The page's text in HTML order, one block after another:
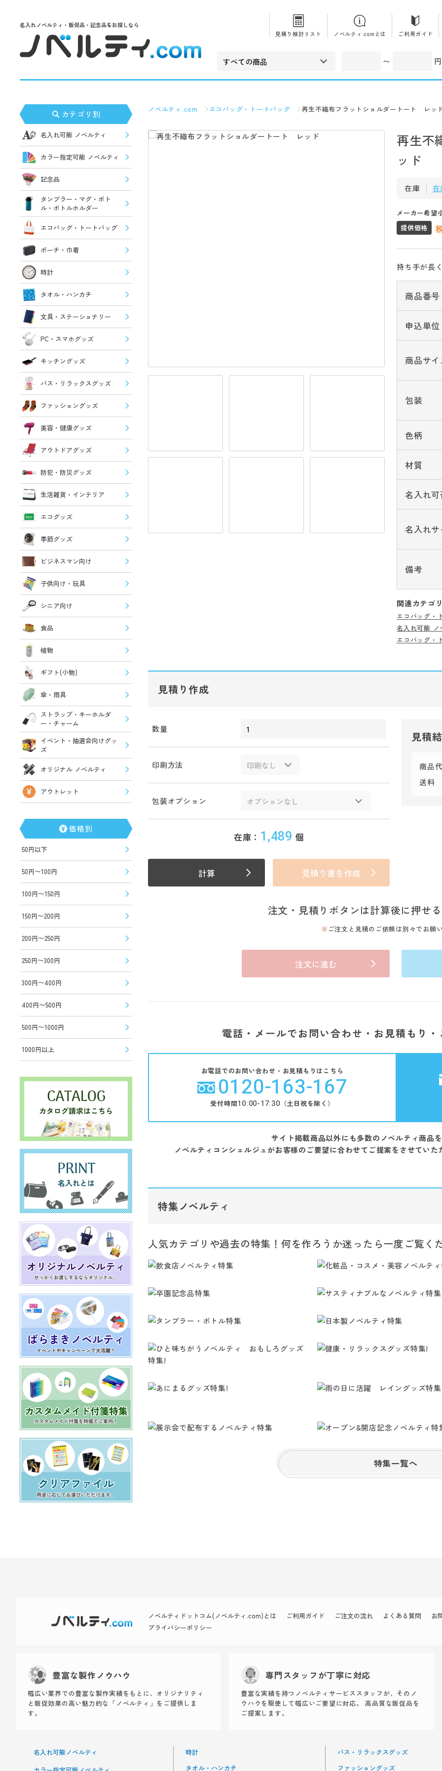
名入れノベルティ・販促品・記念品をお探しなら
見積り検討リスト
ノベルティ.comとは ご利用ガイド
〜 円
カテゴリ別
名入れ可能 ノベルティ
カラー指定可能 ノベルティ
記念品
タンブラー・マグ・ボト
ル・ボトルホルダー
エコバッグ・トートバッグ
ポーチ・巾着
時計
タオル・ハンカチ
文具・ステーショナリー
PC・スマホグッズ
キッチングッズ
バス・リラックスグッズ
ファッショングッズ
美容・健康グッズ
アウトドアグッズ
防犯・防災グッズ
生活雑貨・インテリア
エコグッズ
季節グッズ
ビジネスマン向け
子供向け・玩具
シニア向け
食品
植物
ギフト(小物)
傘・雨具
ストラップ・キーホルダ
ー・チャーム
イベント・抽選会向けグッ
ズ
オリジナル ノベルティ
アウトレット
価格別
50円以下
50円〜100円
100円〜150円
150円〜200円
200円〜250円
250円〜300円
300円〜400円
400円〜500円
500円〜1000円
1000円以上
ノベルティ.com エコバッグ・トートバッグ 再生不織布フラットショルダートート レッ
再生不
ッド
在庫 在
メーカー希望
提供価格
持ち手が長
商品番号
申込単位
商品サ
包装
色柄
材質
名入れ可
名入れ
備考
関連カテゴ
エコバッグ・
名入れ可能 ノ
エコバッグ・
見積り作成
数量
印刷方法
包装オプション
在庫： 1,489 個
計算 見積り書を作成
見積
商品代
送料
注文・見積りボタンは計算後に押せる
ご注文と見積のご依頼は別々でお願
注文に進む
電話・メールでお問い合わせ・お見積もり・
お電話でのお問い合わせ・お見積もりはこちら
0120-163-167
受付時間10:00-17:30 （土日祝を除く）
サイト掲載商品以外にも多数のノベルティ商品
ノベルティコンシェルジュがお客様のご要望に合わせてご提案をさせていた
特集ノベルティ
人気カテゴリや過去の特集！何を作ろうか迷ったら一度ご覧く
特集一覧へ
ノベルティドットコム(ノベルティ.com)とは ご利用ガイド ご注文の流れ よくある質問 お
プライバシーポリシー
豊富な製作ノウハウ
幅広い業界での豊富な製作実績をもとに、オリジナリティ
と販促効果の高い魅力的な「ノベルティ」をご提供しま
す。
専門スタッフが丁寧に対応
豊富な実績を持つノベルティサービススタッフが、そのノ
ウハウを駆使して幅広いご要望に対応。 高品質な販促品を
ご提案します。
名入れ可能ノベルティ
時計
タオル・ハンカチ
バス・リラックスグッズ
ファッショングッズ